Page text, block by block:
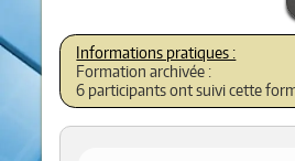
Formation archivée :
6 participants ont suivi cette